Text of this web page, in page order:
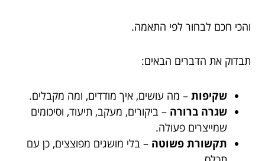
והכי חכם לבחור לפי התאמה.
תבדוק את הדברים הבאים:
שקיפות – מה עושים, איך מודדים, ומה מקבלים.
שגרה ברורה – ביקורים, מעקב, תיעוד, וסיכומים
שמייצרים פעולה.
תקשורת פשוטה – בלי מושגים מפוצצים, כן עם